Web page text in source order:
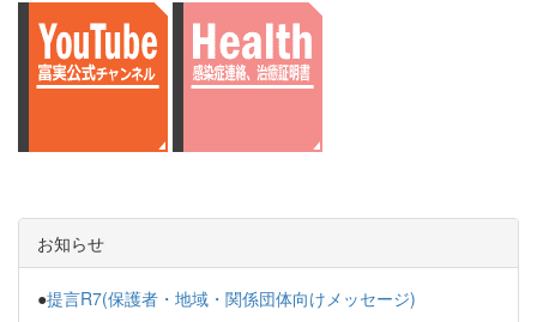
お知らせ
●提言R7(保護者・地域・関係団体向けメッセージ)